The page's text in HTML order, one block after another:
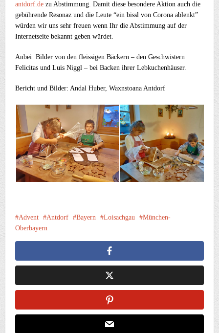
antdorf.de zu Abstimmung. Damit diese besondere Aktion auch die
gebührende Resonaz und die Leute “ein bissl von Corona ablenkt”
würden wir uns sehr freuen wenn Ihr die Abstimmung auf der
Internetseite bekannt geben würdet.
Anbei Bilder von den fleissigen Bäckern – den Geschwistern
Felicitas und Luis Niggl – bei Backen ihrer Lebkuchenhäuser.
Bericht und Bilder: Andal Huber, Waxnstoana Antdorf
Advent Antdorf Bayern Loisachgau
München-
Oberbayern